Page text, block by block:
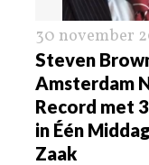
30 november
Steven
Amsterdam
Record met
in Één
Zaak